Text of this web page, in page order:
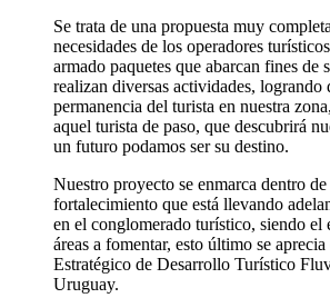
Se trata de una propuesta muy
necesidades de los operadores
armado paquetes que abarcan fines de
realizan diversas actividades, logrando
permanencia del turista en nuestra
aquel turista de paso, que descubrirá
un futuro podamos ser su destino.
Nuestro proyecto se enmarca dentro
fortalecimiento que está llevando
en el conglomerado turístico, siendo el
áreas a fomentar, esto último se
Estratégico de Desarrollo Turístico
Uruguay.